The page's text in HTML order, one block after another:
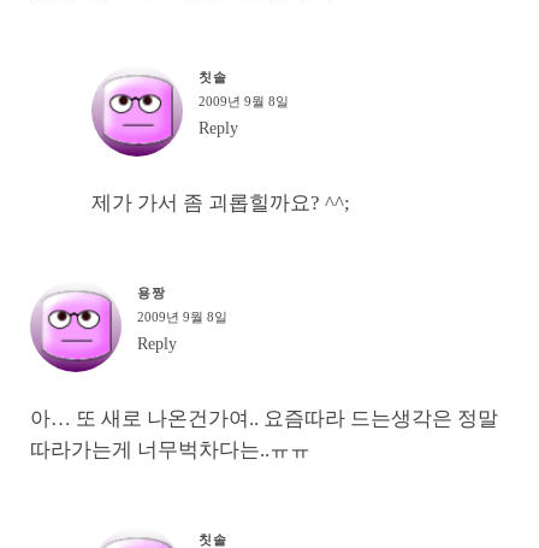
칫솔
2009년 9월 8일
Reply
제가 가서 좀 괴롭힐까요? ^^;
용짱
2009년 9월 8일
Reply
아… 또 새로 나온건가여.. 요즘따라 드는생각은 정말
따라가는게 너무벅차다는..ㅠㅠ
칫솔